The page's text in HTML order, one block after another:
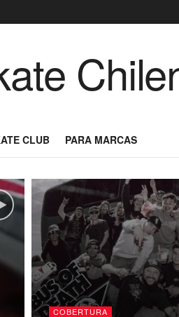
CLUB PARA MARCAS
COBERTURA